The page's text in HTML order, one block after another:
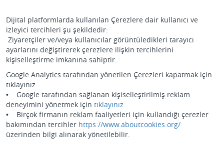
Dijital platformlarda kullanılan Çerezlere dair kullanıcı ve
izleyici tercihleri şu şekildedir:
Ziyaretçiler ve/veya kullanıcılar görüntüledikleri tarayıcı
ayarlarını değiştirerek çerezlere ilişkin tercihlerini
kişiselleştirme imkanına sahiptir.
Google Analytics tarafından yönetilen Çerezleri kapatmak için
tıklayınız.
• Google tarafından sağlanan kişiselleştirilmiş reklam
deneyimini yönetmek için tıklayınız.
• Birçok firmanın reklam faaliyetleri için kullandığı çerezler
bakımından tercihler https://www.aboutcookies.org/
üzerinden bilgi alınarak yönetilebilir.